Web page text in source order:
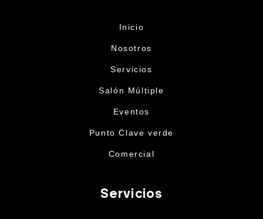
Inicio
Nosotros
Servicios
Salón Múltiple
Eventos
Punto Clave verde
Comercial
Servicios